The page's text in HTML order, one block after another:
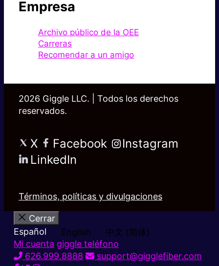
Empresa
Archivo público de la OEE
Carreras
Recomendar a un amigo
2026 Giggle LLC. | Todos los derechos
reservados.
X Facebook
Instagram
LinkedIn
Términos, políticas y divulgaciones
Cerrar
Español
English
中文 (简体)
Mi cuenta giggle teléfono
626.999.8888
support@gigglefiber.com